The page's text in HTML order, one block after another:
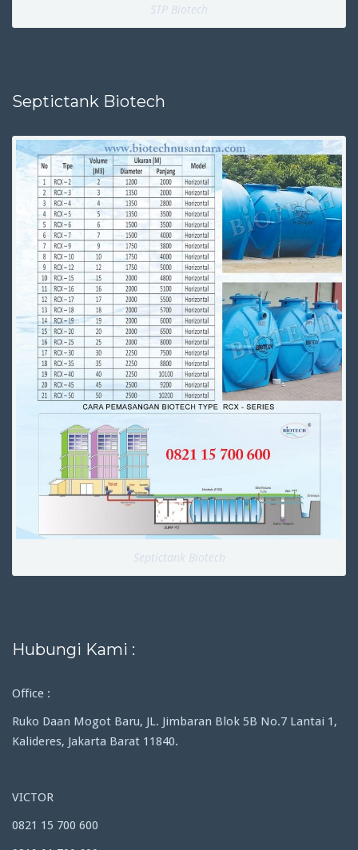
STP Biotech
Septictank Biotech
Septictank Biotech
Hubungi Kami :
Office :
Ruko Daan Mogot Baru, JL. Jimbaran Blok 5B No.7 Lantai 1,
Kalideres, Jakarta Barat 11840.
VICTOR
0821 15 700 600